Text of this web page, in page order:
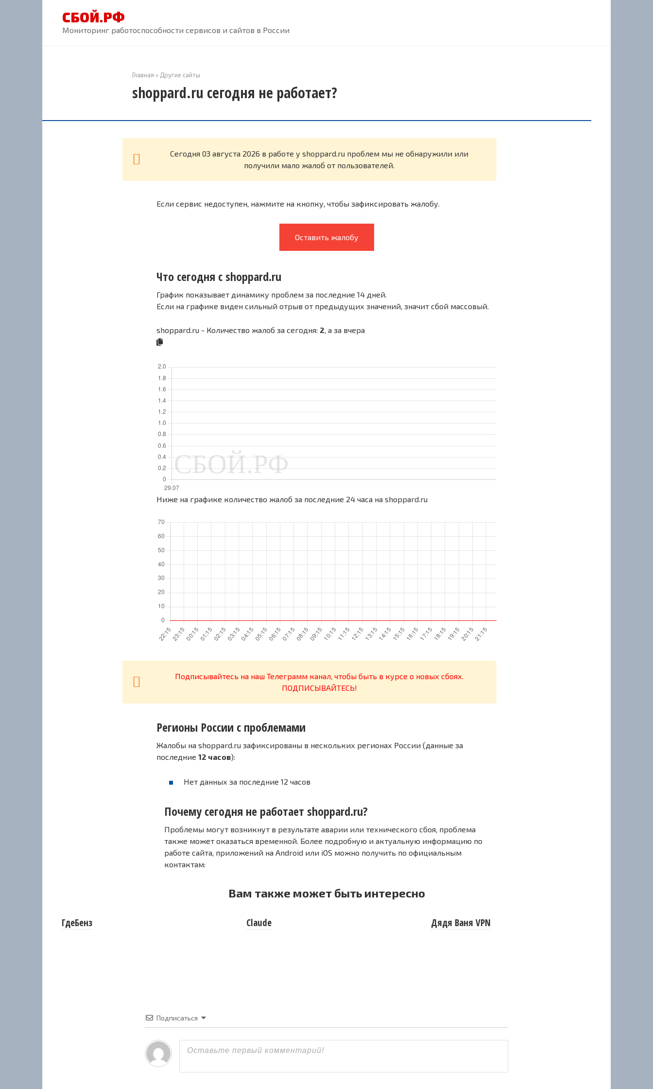
СБОЙ.РФ
Мониторинг работоспособности сервисов и сайтов в России
Главная » Другие сайты
shoppard.ru сегодня не работает?
Cегодня 03 августа 2026 в работе у shoppard.ru проблем мы не обнаружили или
получили мало жалоб от пользователей.
Если сервис недоступен, нажмите на кнопку, чтобы зафиксировать жалобу.
Оставить жалобу
Что сегодня с shoppard.ru
График показывает динамику проблем за последние 14 дней.
Если на графике виден сильный отрыв от предыдущих значений, значит сбой массовый.
shoppard.ru - Количество жалоб за сегодня: 2, а за вчера
Ниже на графике количество жалоб за последние 24 часа на shoppard.ru
Подписывайтесь на наш Телеграмм канал, чтобы быть в курсе о новых сбоях.
ПОДПИСЫВАЙТЕСЬ!
Регионы России с проблемами
Жалобы на shoppard.ru зафиксированы в нескольких регионах России (данные за
последние 12 часов):
Нет данных за последние 12 часов
Почему сегодня не работает shoppard.ru?
Проблемы могут возникнут в результате аварии или технического сбоя, проблема
также может оказаться временной. Более подробную и актуальную информацию по
работе сайта, приложений на Android или iOS можно получить по официальным
контактам:
Вам также может быть интересно
ГдеБенз Claude Дядя Ваня VPN
Подписаться